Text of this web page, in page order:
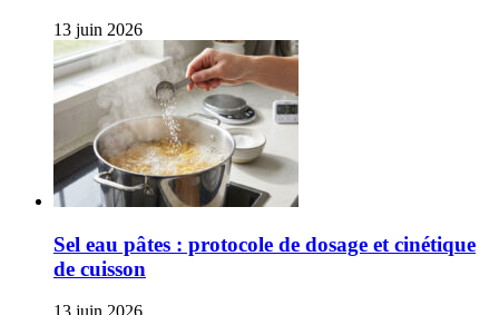
13 juin 2026
Sel eau pâtes : protocole de dosage et cinétique
de cuisson